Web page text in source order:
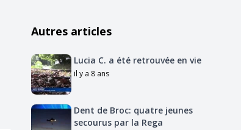
Autres articles
Lucia C. a été retrouvée en vie
il y a 8 ans
Dent de Broc: quatre jeunes
secourus par la Rega